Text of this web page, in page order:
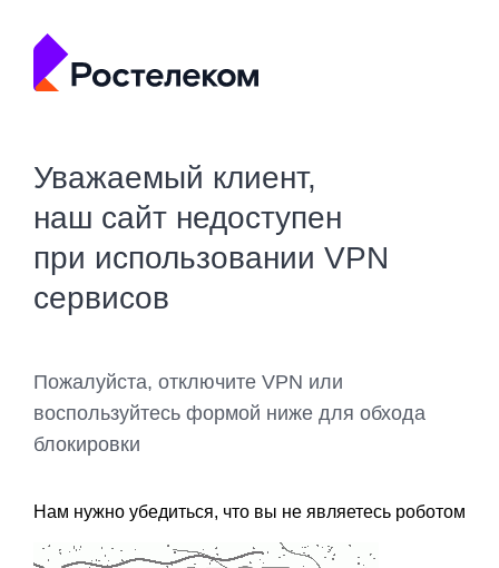
Уважаемый клиент,
наш сайт недоступен
при использовании VPN
сервисов
Пожалуйста, отключите VPN или
воспользуйтесь формой ниже для обхода
блокировки
Нам нужно убедиться, что вы не являетесь роботом